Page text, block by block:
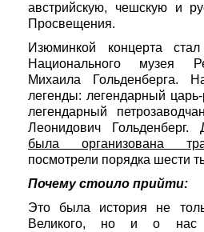
австрийскую, чешскую и
Просвещения.
Изюминкой концерта
Национального музея
Михаила Гольденберга.
легенды: легендарный
легендарный
Леонидович Гольденберг.
была организована
посмотрели порядка шести
Почему стоило прийти:
Это была история не
Великого, но и о нас